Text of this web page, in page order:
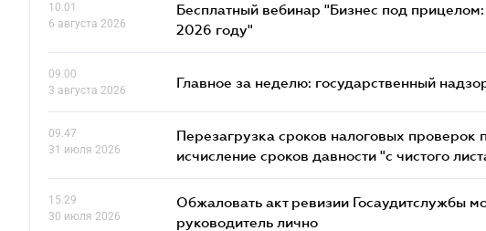
10.01
6 августа 2026
Бесплатный вебинар "Бизнес под
2026 году"
09.00
3 августа 2026
Главное за неделю: государственный
09.47
31 июля 2026
Перезагрузка сроков налоговых проверок
исчисление сроков давности "с чистого
15.29
30 июля 2026
Обжаловать акт ревизии Госаудитслужбы
руководитель лично